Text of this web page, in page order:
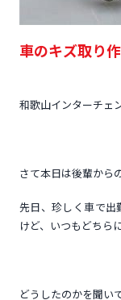
車のキズ取り
和歌山インターチェ
さて本日は後輩から
先日、珍しく車で出
けど、いつもどちら
どうしたのかを聞い